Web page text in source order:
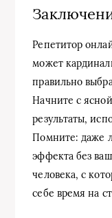
Репетитор
может
правильно
Начните с
результаты,
Помните: даже
эффекта без
человека, с
себе время на